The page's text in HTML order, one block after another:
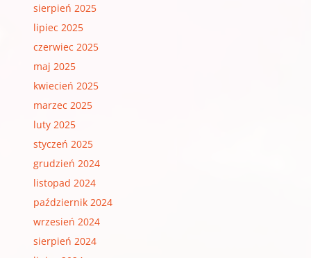
sierpień 2025
lipiec 2025
czerwiec 2025
maj 2025
kwiecień 2025
marzec 2025
luty 2025
styczeń 2025
grudzień 2024
listopad 2024
październik 2024
wrzesień 2024
sierpień 2024